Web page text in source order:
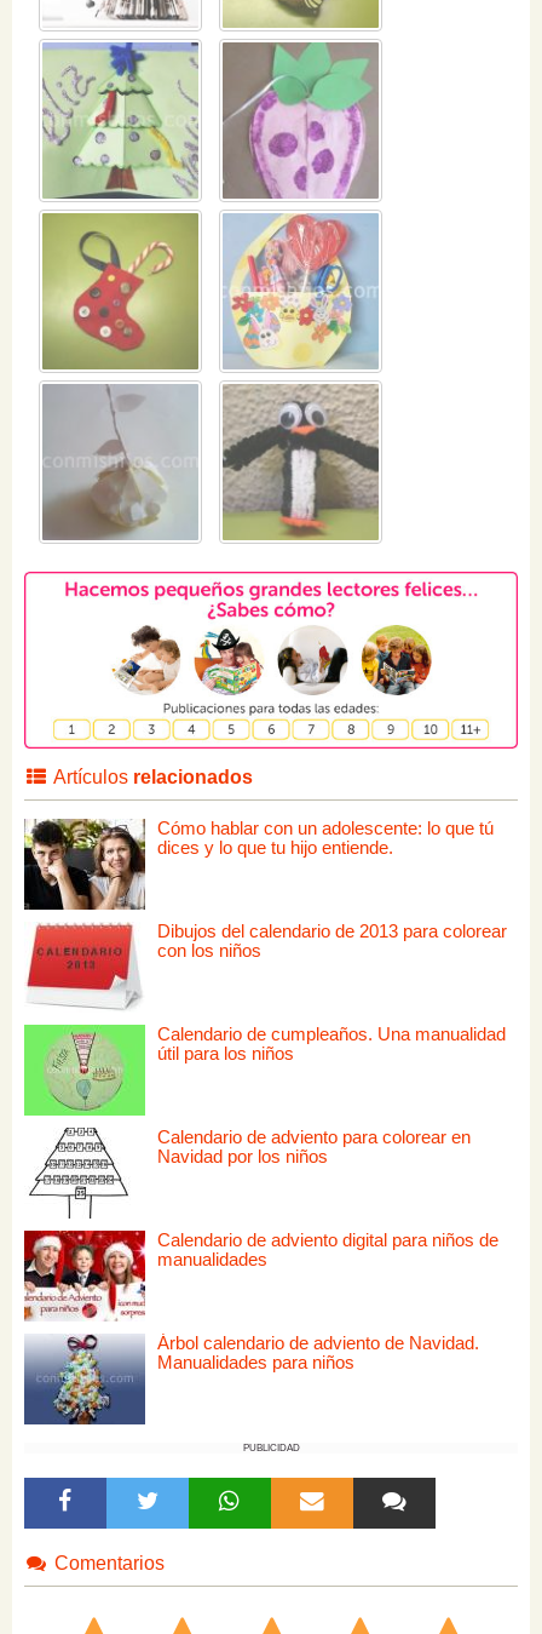
Artículos relacionados
Cómo hablar con un adolescente: lo que tú
dices y lo que tu hijo entiende.
Dibujos del calendario de 2013 para colorear
con los niños
Calendario de cumpleaños. Una manualidad
útil para los niños
Calendario de adviento para colorear en
Navidad por los niños
Calendario de adviento digital para niños de
manualidades
Árbol calendario de adviento de Navidad.
Manualidades para niños
PUBLICIDAD
Comentarios